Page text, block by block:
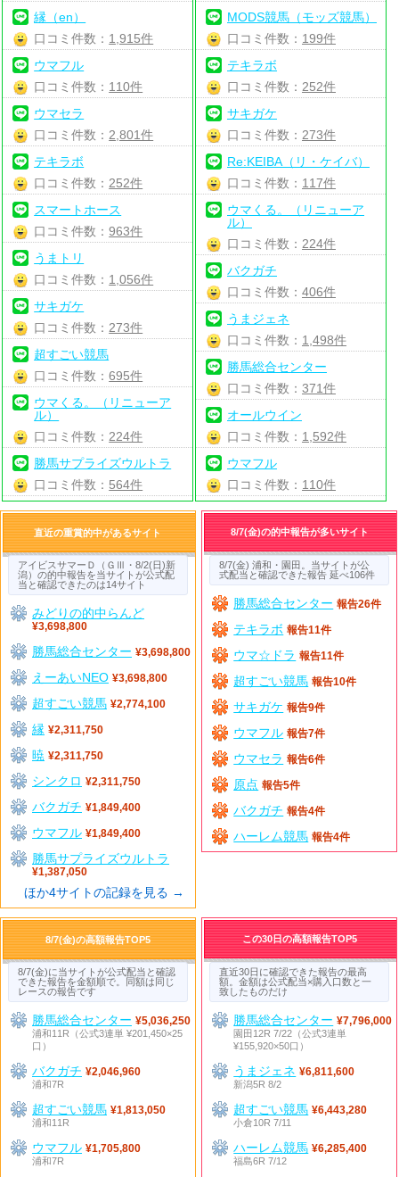
縁（en）
口コミ件数： 1,915件
ウマフル
口コミ件数： 110件
ウマセラ
口コミ件数： 2,801件
テキラボ
口コミ件数： 252件
スマートホース
口コミ件数：963件
うまトリ
口コミ件数： 1,056件
サキガケ
口コミ件数： 273件
超すごい競馬
口コミ件数：695件
ウマくる。（リニューア
ル）
口コミ件数： 224件
勝馬サプライズウルトラ
口コミ件数： 564件
MODS競馬（モッズ競馬）
口コミ件数： 199件
テキラボ
口コミ件数： 252件
サキガケ
口コミ件数： 273件
Re:KEIBA（リ・ケイバ）
口コミ件数： 117件
ウマくる。（リニューア
ル）
口コミ件数： 224件
バクガチ
口コミ件数： 406件
うまジェネ
口コミ件数： 1,498件
勝馬総合センター
口コミ件数： 371件
オールウイン
口コミ件数： 1,592件
ウマフル
口コミ件数： 110件
直近の重賞的中があるサイト
アイビスサマーＤ（ＧⅢ・8/2(日)新
潟）の的中報告を当サイトが公式配
当と確認できたのは14サイト
みどりの的中らんど
¥3,698,800
勝馬総合センター ¥3,698,800
えーあいNEO ¥3,698,800
超すごい競馬 ¥2,774,100
縁 ¥2,311,750
暁 ¥2,311,750
シンクロ ¥2,311,750
バクガチ ¥1,849,400
ウマフル ¥1,849,400
勝馬サプライズウルトラ
¥1,387,050
ほか4サイトの記録を見る →
8/7(金)の的中報告が多いサイト
8/7(金) 浦和・園田。当サイトが公
式配当と確認できた報告 延べ106件
勝馬総合センター 報告26件
テキラボ 報告11件
ウマ☆ドラ 報告11件
超すごい競馬 報告10件
サキガケ 報告9件
ウマフル 報告7件
ウマセラ 報告6件
原点 報告5件
バクガチ 報告4件
ハーレム競馬 報告4件
8/7(金)の高額報告TOP5
8/7(金)に当サイトが公式配当と確認
できた報告を金額順で。同額は同じ
レースの報告です
勝馬総合センター ¥5,036,250
浦和11R（公式3連単 ¥201,450×25
口）
バクガチ ¥2,046,960
浦和7R
超すごい競馬 ¥1,813,050
浦和11R
ウマフル ¥1,705,800
浦和7R
この30日の高額報告TOP5
直近30日に確認できた報告の最高
額。金額は公式配当×購入口数と一
致したものだけ
勝馬総合センター ¥7,796,000
園田12R 7/22（公式3連単
¥155,920×50口）
うまジェネ ¥6,811,600
新潟5R 8/2
超すごい競馬 ¥6,443,280
小倉10R 7/11
ハーレム競馬 ¥6,285,400
福島6R 7/12